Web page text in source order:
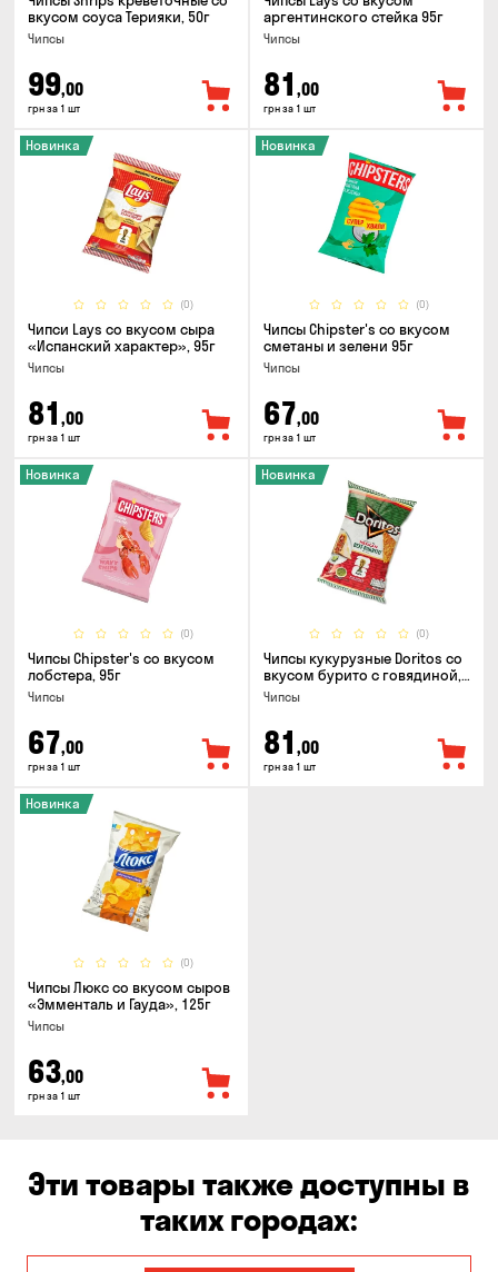
вкусом соуса Терияки, 50г
Чипсы
99,00
грн за 1 шт
аргентинского стейка 95г
Чипсы
81 ,00
грн за 1 шт
(0)
Новинка
Чипси Lays со вкусом сыра
«Испанский характер», 95г
Чипсы
81 ,00
грн за 1 шт
(0)
Новинка
Чипсы Chipster's со вкусом
сметаны и зелени 95г
Чипсы
67,00
грн за 1 шт
(0)
Новинка
Чипсы Chipster's со вкусом
лобстера, 95г
Чипсы
67,00
грн за 1 шт
(0)
Новинка
Чипсы кукурузные Doritos со
вкусом бурито с говядиной,
90г
Чипсы
81 ,00
грн за 1 шт
(0)
Новинка
Чипсы Люкс со вкусом сыров
«Эмменталь и Гауда», 125г
Чипсы
63,00
грн за 1 шт
Эти товары также доступны в
таких городах: